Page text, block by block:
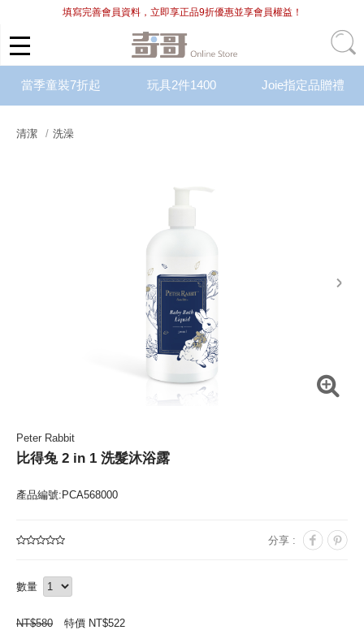
填寫完善會員資料，立即享正品9折優惠並享會員權益！
當季童裝7折起 玩具2件1400 Joie指定品贈禮
清潔 洗澡
next
Peter Rabbit
比得兔 2 in 1 洗髮沐浴露
產品編號:PCA568000
分享 :
數量
NT$580 特價 NT$522